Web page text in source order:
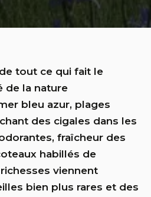
tout ce qui fait le
de la nature
bleu azur, plages
des cigales dans les
fraîcheur des
habillés de
viennent
bien plus rares et des